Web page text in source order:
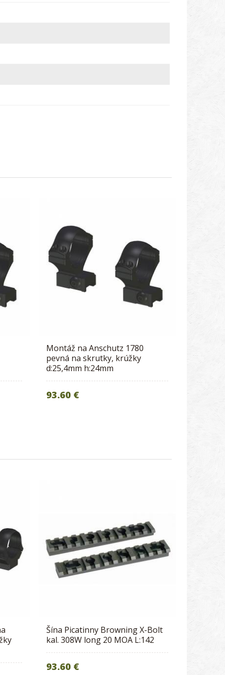
Montáž na Anschutz 1780
pevná na skrutky, krúžky
d:25,4mm h:24mm
93.60 €
Šína Picatinny Browning X-Bolt
kal. 308W long 20 MOA L:142
93.60 €